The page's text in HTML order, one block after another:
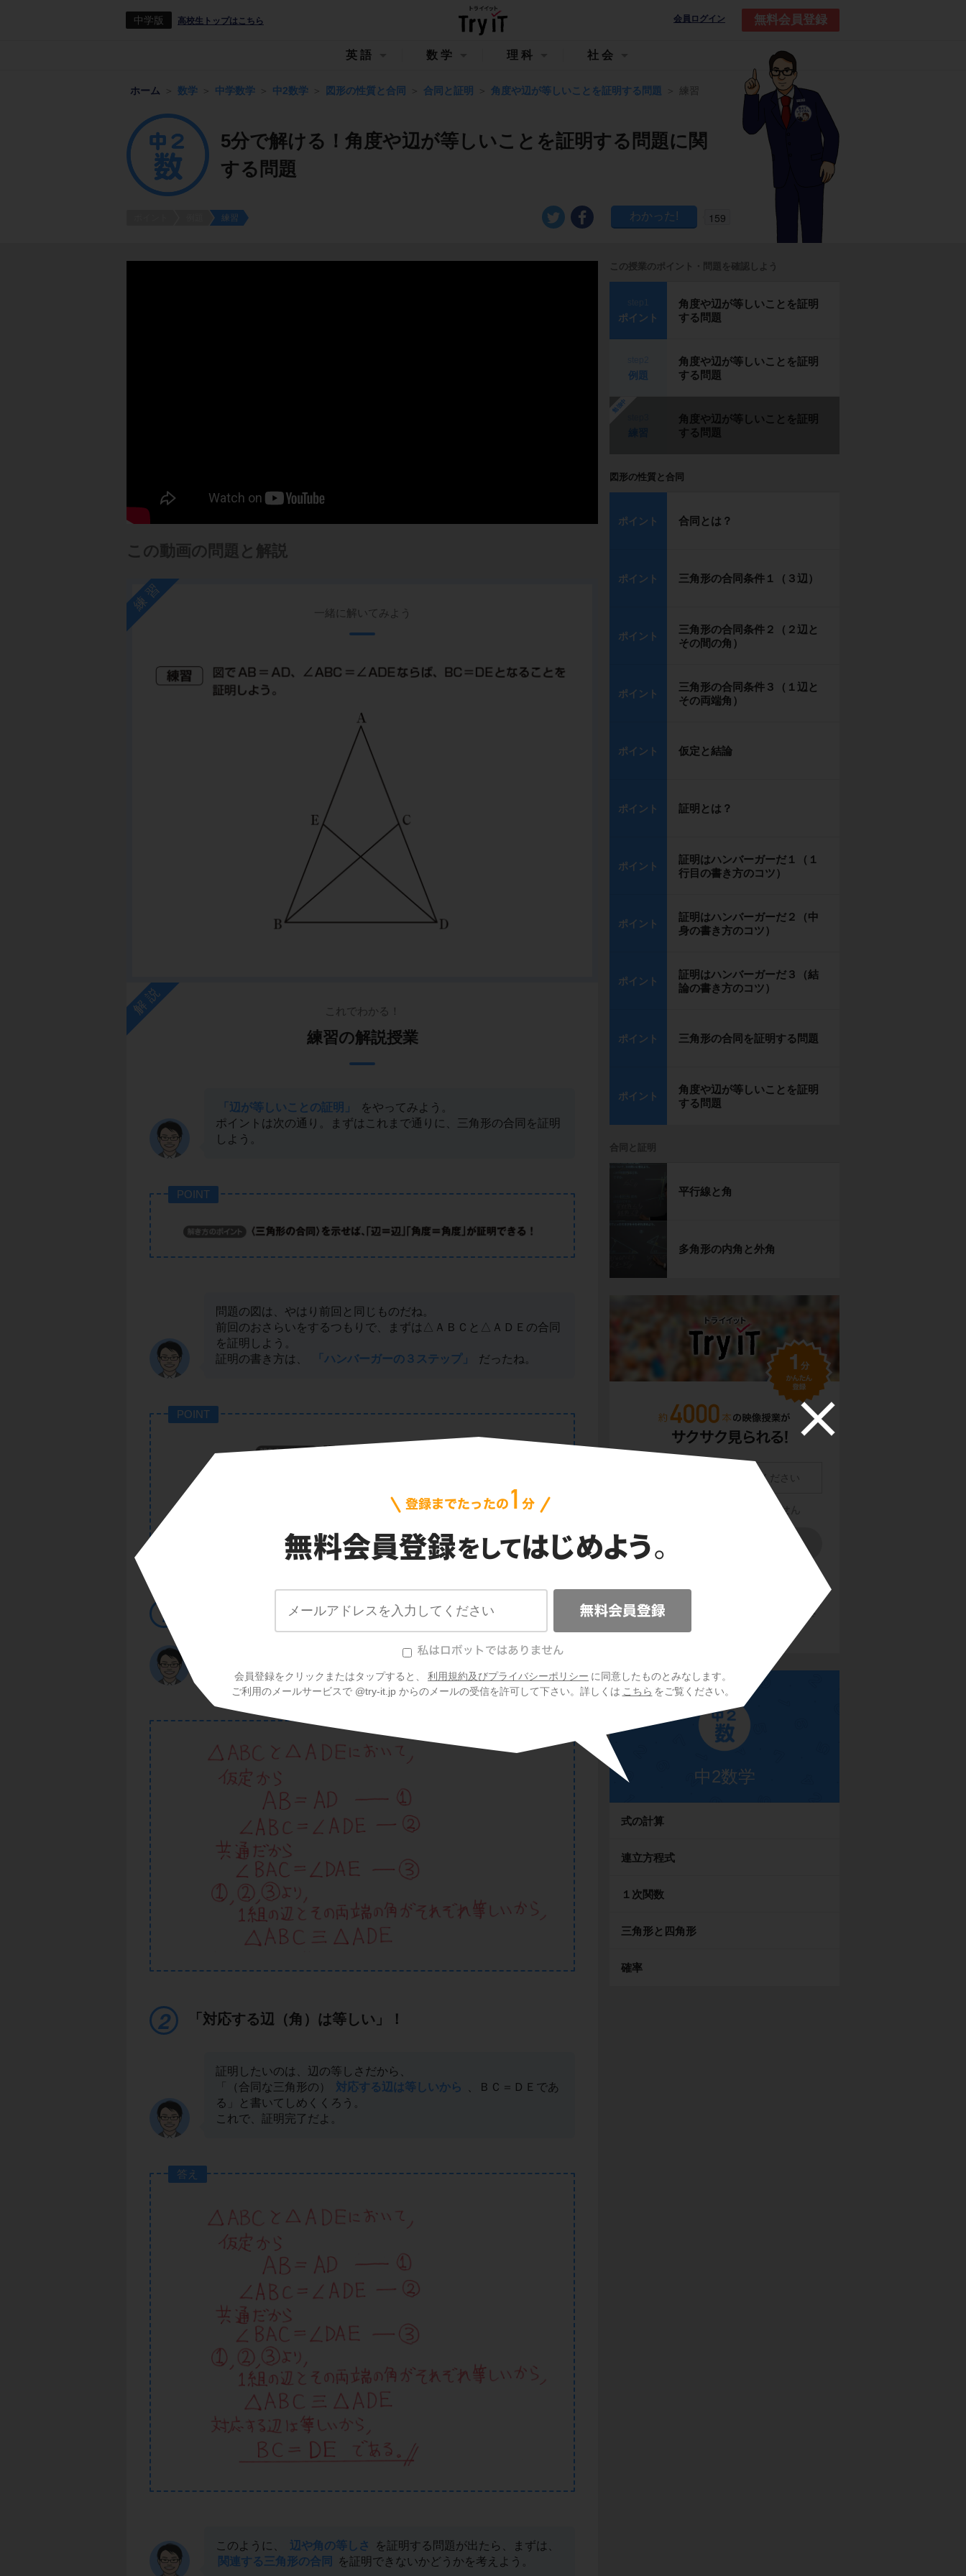
中学版 高校生トップはこちら 会員ログイン 無料会員登録
会員登録をクリックまたはタップすると、 利用規約及びプライバシーポリシー に同意したものとみなします。
ご利用のメールサービスで @try-it.jp からのメールの受信を許可して下さい。詳しくは こちら をご覧ください。
英語 数学 理科 社会
ホーム 数学 中学数学 中2数学 図形の性質と合同 合同と証明 角度や辺が等しいことを証明する問題 練習
5分で解ける！角度や辺が等しいことを証明する問題に関
する問題
練習 159
この動画の問題と解説
練習 一緒に解いてみよう
解説 これでわかる！
練習の解説授業
「辺が等しいことの証明」
をやってみよう。
ポイントは次の通り。まずはこれまで通りに、三角形の合同を証明
しよう。
POINT
問題の図は、やはり前回と同じものだね。
前回のおさらいをするつもりで、まずは△ＡＢＣと△ＡＤＥの合同
を証明しよう。
証明の書き方は、
「ハンバーガーの３ステップ」 だったね。
POINT
まずは三角形の合同を証明！
「対応する辺（角）は等しい」！
証明したいのは、辺の等しさだから、
「（合同な三角形の）
対応する辺は等しいから
、ＢＣ＝ＤＥであ
る」と書いてしめくくろう。
これで、証明完了だよ。
答え
このように、 辺や角の等しさ
を証明する問題が出たら、まずは、
関連する三角形の合同
を証明できないかどうかを考えよう。
この授業のポイント・問題を確認しよう
ポイント
角度や辺が等しいことを証明
する問題
例題
角度や辺が等しいことを証明
する問題
勉強中
角度や辺が等しいことを証明
する問題
図形の性質と合同
ポイント 合同とは？
ポイント 三角形の合同条件１（３辺）
ポイント
三角形の合同条件２（２辺と
その間の角）
ポイント
三角形の合同条件３（１辺と
その両端角）
ポイント 仮定と結論
ポイント 証明とは？
ポイント
証明はハンバーガーだ１（１
行目の書き方のコツ）
ポイント
証明はハンバーガーだ２（中
身の書き方のコツ）
ポイント
証明はハンバーガーだ３（結
論の書き方のコツ）
ポイント 三角形の合同を証明する問題
ポイント
角度や辺が等しいことを証明
する問題
合同と証明
平行線と角
多角形の内角と外角
プライバシーポリシー
ご利用のメールサービスで @try-it.jp からのメールの受
信を許可して下さい。詳しくは
をご覧くださ
中2数学
式の計算
連立方程式
１次関数
三角形と四角形
確率